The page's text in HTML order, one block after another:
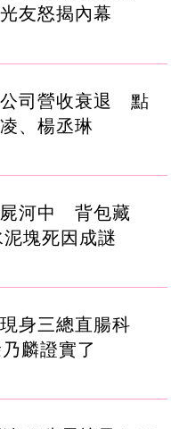
友怒揭內幕
司營收衰退 點
、楊丞琳
屍河中 背包藏
塊死因成謎
身三總直腸科
麟證實了